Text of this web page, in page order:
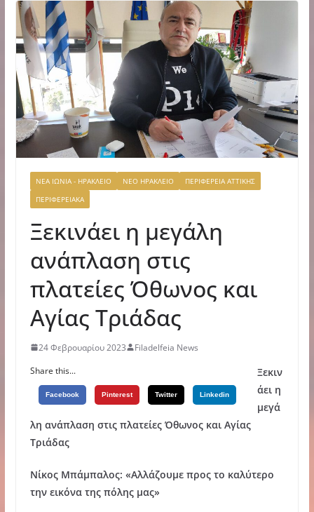
ΝΕΑ ΙΩΝΙΑ - ΗΡΑΚΛΕΙΟ ΝΕΟ ΗΡΑΚΛΕΙΟ
ΠΕΡΙΦΕΡΕΙΑ ΑΤΤΙΚΗΣ
ΠΕΡΙΦΕΡΕΙΑΚΑ
Ξεκινάει η μεγάλη
ανάπλαση στις
πλατείες Όθωνος και
Αγίας Τριάδας
24 Φεβρουαρίου 2023
Filadelfeia News
Share this...
Facebook Pinterest Twitter Linkedin
Ξεκιν
άει η
μεγά
λη ανάπλαση στις πλατείες Όθωνος και Αγίας
Τριάδας
Νίκος Μπάμπαλος: «Αλλάζουμε προς το καλύτερο
την εικόνα της πόλης μας»